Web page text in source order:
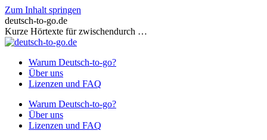
Zum Inhalt springen
deutsch-to-go.de
Kurze Hörtexte für zwischendurch …
Warum Deutsch-to-go?
Über uns
Lizenzen und FAQ
Warum Deutsch-to-go?
Über uns
Lizenzen und FAQ